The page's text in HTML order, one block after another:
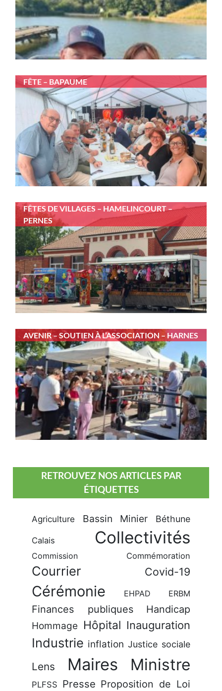
FÊTE – BAPAUME
FÊTES DE VILLAGES – HAMELINCOURT –
PERNES
AVENIR – SOUTIEN À L’ASSOCIATION – HARNES
RETROUVEZ NOS ARTICLES PAR
ÉTIQUETTES
Agriculture Bassin Minier Béthune
Calais Collectivités
Commission Commémoration
Courrier Covid-19
Cérémonie EHPAD ERBM
Finances publiques Handicap
Hommage Hôpital Inauguration
Industrie inflation Justice sociale
Lens Maires Ministre
PLFSS Presse Proposition de Loi